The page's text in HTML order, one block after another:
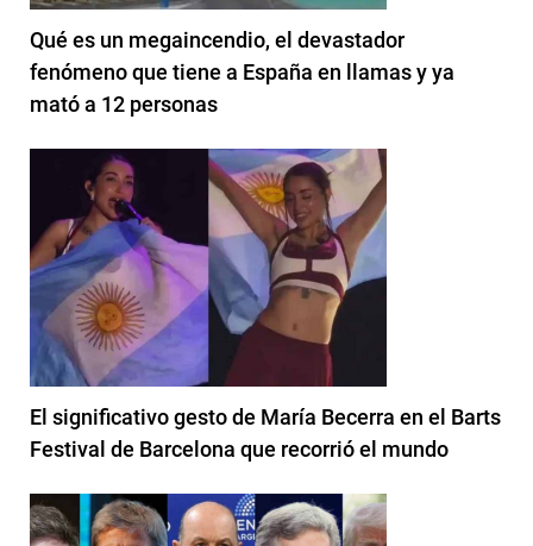
Qué es un megaincendio, el devastador
fenómeno que tiene a España en llamas y ya
mató a 12 personas
El significativo gesto de María Becerra en el Barts
Festival de Barcelona que recorrió el mundo